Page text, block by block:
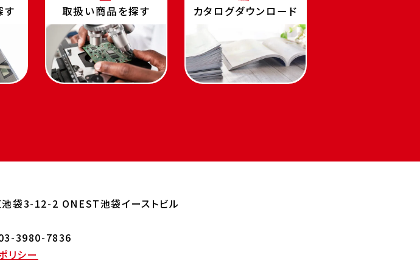
す 取扱い商品を探す カタログダウンロード
池袋3-12-2 ONEST池袋イーストビル
3980-7836
リシー